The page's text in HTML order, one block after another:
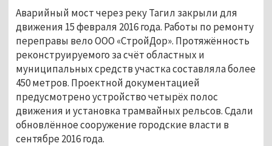
Аварийный мост через реку Тагил закрыли для
движения 15 февраля 2016 года. Работы по ремонту
переправы вело ООО «СтройДор». Протяжённость
реконструируемого за счёт областных и
муниципальных средств участка составляла более
450 метров. Проектной документацией
предусмотрено устройство четырёх полос
движения и установка трамвайных рельсов. Сдали
обновлённое сооружение городские власти в
сентябре 2016 года.